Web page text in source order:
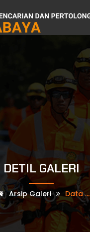
DETIL GALERI
Arsip Galeri Data ...